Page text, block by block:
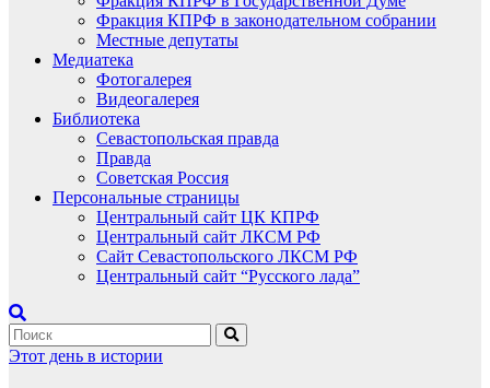
Фракция КПРФ в законодательном собрании
Местные депутаты
Медиатека
Фотогалерея
Видеогалерея
Библиотека
Севастопольская правда
Правда
Советская Россия
Персональные страницы
Центральный сайт ЦК КПРФ
Центральный сайт ЛКСМ РФ
Сайт Севастопольского ЛКСМ РФ
Центральный сайт “Русского лада”
Этот день в истории